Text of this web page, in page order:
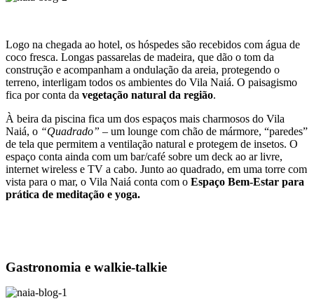
Logo na chegada ao hotel, os hóspedes são recebidos com água de
coco fresca. Longas passarelas de madeira, que dão o tom da
construção e acompanham a ondulação da areia, protegendo o
terreno, interligam todos os ambientes do Vila Naiá. O paisagismo
fica por conta da vegetação natural da região.
À beira da piscina fica um dos espaços mais charmosos do Vila
Naiá, o “Quadrado” – um lounge com chão de mármore, “paredes”
de tela que permitem a ventilação natural e protegem de insetos. O
espaço conta ainda com um bar/café sobre um deck ao ar livre,
internet wireless e TV a cabo. Junto ao quadrado, em uma torre com
vista para o mar, o Vila Naiá conta com o Espaço Bem-Estar para
prática de meditação e yoga.
Gastronomia e walkie-talkie